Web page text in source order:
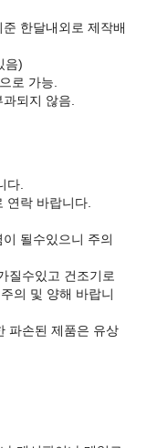
한달내외로 제작배
음)
로 가능.
다.
연락 바랍니다.
될수있으니 주의
질수있고 건조기로
의 및 양해 바랍니
파손된 제품은 유상